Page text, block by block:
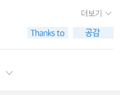
다가오고 전교회장에 대한 ‘치
하면 전교회장에서 쫓아내
스를 만나는 일은 하늘에 별
.동기가 생각하는 전교 회장
되긴 했는데, 문제는 아무도
회장의 자리가 어떤건지 잘
도 선거라는 소재를 통해 '권
더보기